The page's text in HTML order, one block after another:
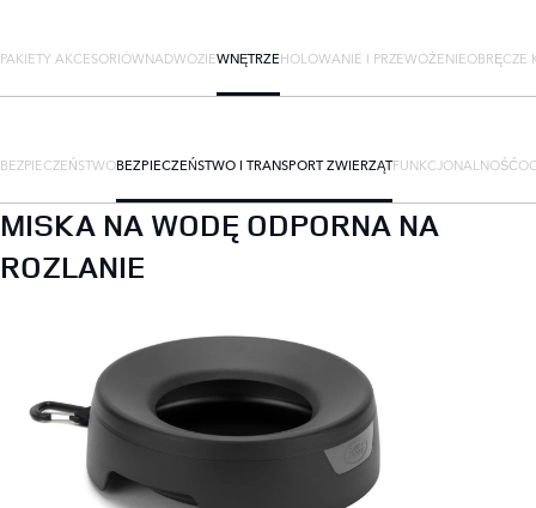
PAKIETY AKCESORIÓWNADWOZIEWNĘTRZEHOLOWANIE I PRZEWOŻENIEOBRĘCZE
BEZPIECZEŃSTWOBEZPIECZEŃSTWO I TRANSPORT ZWIERZĄTFUNKCJONALNOŚĆ
MISKA NA WODĘ ODPORNA NA
ROZLANIE